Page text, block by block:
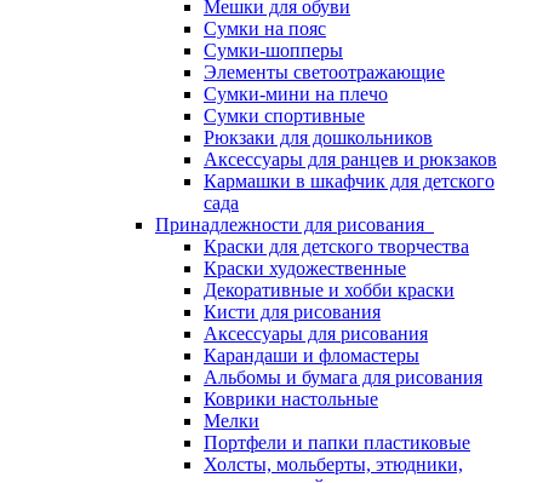
Мешки для обуви
Сумки на пояс
Сумки-шопперы
Элементы светоотражающие
Сумки-мини на плечо
Сумки спортивные
Рюкзаки для дошкольников
Аксессуары для ранцев и рюкзаков
Кармашки в шкафчик для детского
сада
Принадлежности для рисования
Краски для детского творчества
Краски художественные
Декоративные и хобби краски
Кисти для рисования
Аксессуары для рисования
Карандаши и фломастеры
Альбомы и бумага для рисования
Коврики настольные
Мелки
Портфели и папки пластиковые
Холсты, мольберты, этюдники,